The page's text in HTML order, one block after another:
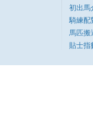
初出馬
騎練配
馬匹搬
貼士指